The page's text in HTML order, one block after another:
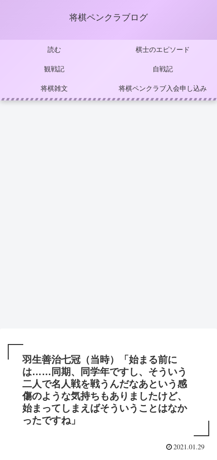
将棋ペンクラブログ
読む 棋士のエピソード
観戦記 自戦記
将棋雑文 将棋ペンクラブ入会申し込み
羽生善治七冠（当時）「始まる前に
は……同期、同学年ですし、そういう
二人で名人戦を戦うんだなあという感
傷のような気持ちもありましたけど、
始まってしまえばそういうことはなか
ったですね」
2021.01.29